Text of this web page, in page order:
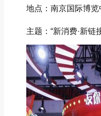
地点：南京国际博
主题：“新消费·新链